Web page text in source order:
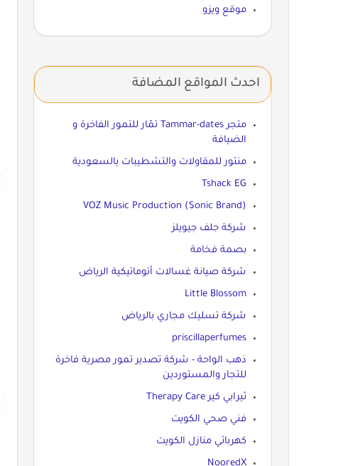
موقع ويزو
احدث المواقع المضافة
متجر Tammar-dates تمّار للتمور الفاخرة و
الضيافة
منتور للمقاولات والتشطيبات بالسعودية
Tshack EG
VOZ Music Production (Sonic Brand)
شركة جلف جيويلز
بصمة فخامة
شركة صيانة غسالات أتوماتيكية الرياض
Little Blossom
شركة تسليك مجاري بالرياض
priscillaperfumes
ذهب الواحة - شركة تصدير تمور مصرية فاخرة
للتجار والمستوردين
ثيرابي كير Therapy Care
فني صحي الكويت
كهربائي منازل الكويت
NooredX